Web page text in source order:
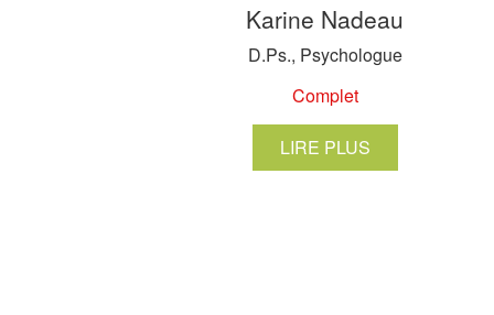
Karine Nadeau
D.Ps., Psychologue
Complet
LIRE PLUS